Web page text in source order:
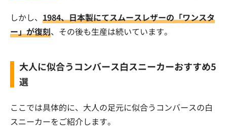
しかし、 1984、日本製にてスムースレザーの「ワンスタ
ー」が復刻、その後も生産は続いています。
大人に似合うコンバース白スニーカーおすすめ5
選
ここでは具体的に、大人の足元に似合うコンバースの白
スニーカーをご紹介します。